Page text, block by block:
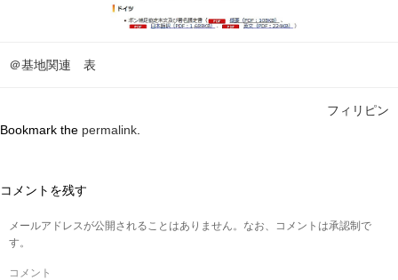
＠基地関連 表
フィリピン
Bookmark the permalink
コメントを残す
メールアドレスが公開されることはありません。なお、コメントは承認制で
す。
コメント